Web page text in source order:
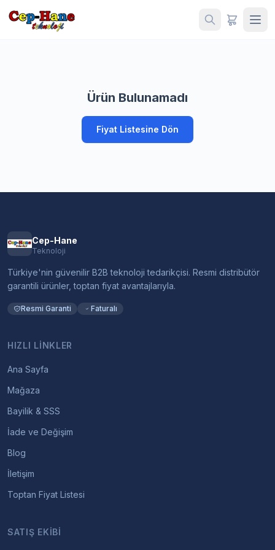
Ürün Bulunamadı
Fiyat Listesine Dön
Cep-Hane
Teknoloji
Türkiye'nin güvenilir B2B teknoloji tedarikçisi. Resmi distribütör
garantili ürünler, toptan fiyat avantajlarıyla.
Resmi Garanti Faturalı
HIZLI LINKLER
Ana Sayfa
Mağaza
Bayilik & SSS
İade ve Değişim
Blog
İletişim
Toptan Fiyat Listesi
SATIŞ EKIBI